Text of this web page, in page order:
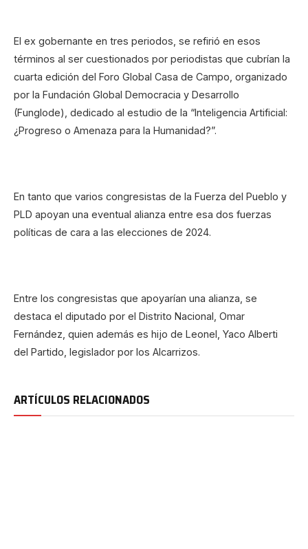
El ex gobernante en tres periodos, se refirió en esos
términos al ser cuestionados por periodistas que cubrían la
cuarta edición del Foro Global Casa de Campo, organizado
por la Fundación Global Democracia y Desarrollo
(Funglode), dedicado al estudio de la “Inteligencia Artificial:
¿Progreso o Amenaza para la Humanidad?”.
En tanto que varios congresistas de la Fuerza del Pueblo y
PLD apoyan una eventual alianza entre esa dos fuerzas
políticas de cara a las elecciones de 2024.
Entre los congresistas que apoyarían una alianza, se
destaca el diputado por el Distrito Nacional, Omar
Fernández, quien además es hijo de Leonel, Yaco Alberti
del Partido, legislador por los Alcarrizos.
ARTÍCULOS RELACIONADOS